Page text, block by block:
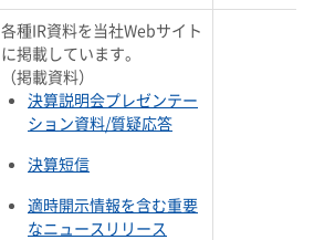
各種IR資料を当社Webサイト
に掲載しています。
（掲載資料）
決算説明会プレゼンテー
ション資料/質疑応答
決算短信
適時開示情報を含む重要
なニュースリリース